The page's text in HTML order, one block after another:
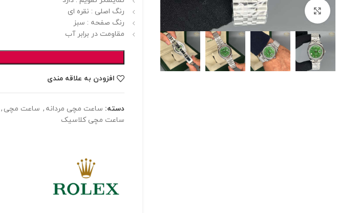
برای بزرگنمایی کلیک کنید
رنگ اصلی : نقره ای
رنگ صفحه : سبز
مقاومت در برابر آب
افزودن به علاقه مندی
دسته: ساعت مچی مردانه , ساعت مچی ,
ساعت مچی کلاسیک